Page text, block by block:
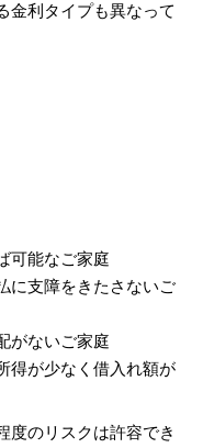
金利タイプも異なって
可能なご家庭
に支障をきたさないご
がないご家庭
得が少なく借入れ額が
度のリスクは許容でき